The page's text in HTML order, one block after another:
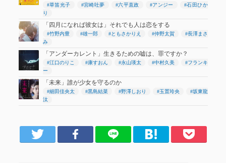
#草笛光子 #宮崎吐夢 #六平直政 #アンジー
#石田ひか
り
「四月になれば彼女は」それでも人は恋をする
#竹野内豊 #雄一郎 #ともさかりえ #仲野太賀
#長澤まさ
み
「アンダーカレント」生きるための嘘は、罪ですか？
#江口のりこ #康すおん #永山瑛太 #中村久美
#フランキ
ー
「未来」誰が少女を守るのか
#細田佳央太 #黒島結菜 #野澤しおり #玉置玲央
#坂東龍
汰
Facebook LINE はてブ Pocket